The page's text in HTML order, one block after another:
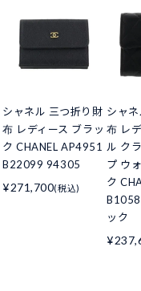
シャネル 三つ折り財
布 レディース ブラッ
ク CHANEL AP4951
B22099 94305
¥271,700(税込)
シャ
布 レ
ル ク
プ ウ
ク
ック